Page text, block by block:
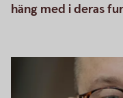
häng med i deras